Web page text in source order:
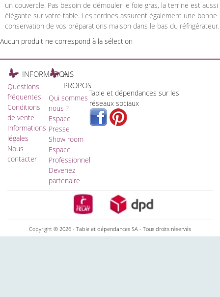
un couvercle. Pas besoin de démouler le foie gras, la terrine est aussi
élégante sur votre table. Les terrines assurent également une bonne
conservation de vos préparations maison dans le bas du réfrigérateur.
Aucun produit ne correspond à la sélection
INFORMATIONS
Questions
fréquentes
Conditions
de vente
Informations
légales
Nous
contacter
A
PROPOS
Qui sommes
nous ?
Espace
Presse
Show room
Espace
Professionnel
Devenez
partenaire
Table et dépendances sur les
réseaux sociaux
Copyright © 2026 - Table et dépendances SA - Tous droits réservés